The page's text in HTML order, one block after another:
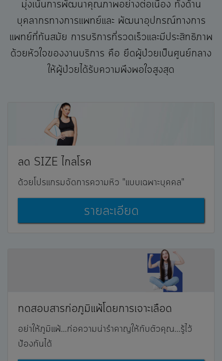
มุ่งเน้นการพัฒนาคุณภาพอย่างต่อเนื่อง ทั้งด้าน
บุคลากรทางการแพทย์และ พัฒนาอุปกรณ์ทางการ
แพทย์ที่ทันสมัย การบริการที่รวดเร็วและมีประสิทธิภาพ
ด้วยหัวใจของงานบริการ คือ ยึดผู้ป่วยเป็นศูนย์กลาง
ให้ผู้ป่วยได้รับความพึงพอใจสูงสุด
ลด SIZE ไกลโรค
ด้วยโปรแกรมจัดการความหิว "แบบเฉพาะบุคคล"
รายละเอียด
ทดสอบสารก่อภูมิแพ้โดยการเจาะเลือด
อย่าให้ภูมิแพ้...ก่อความน่ารำคาญให้กับตัวคุณ...รู้ไว้
ป้องกันได้